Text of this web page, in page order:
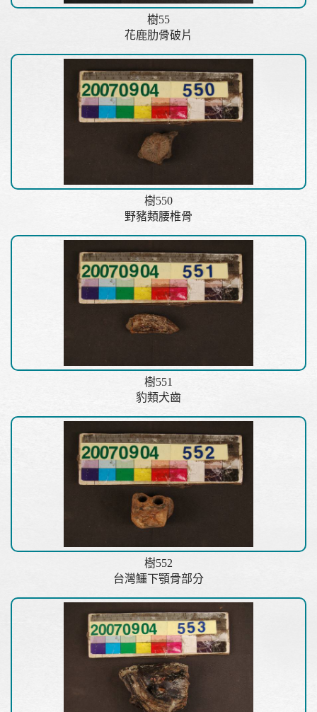
樹55
花鹿肋骨破片
樹550
野豬類腰椎骨
樹551
豹類犬齒
樹552
台灣鱷下顎骨部分